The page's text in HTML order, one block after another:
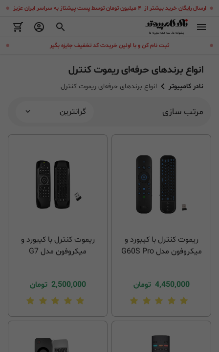
ارسال رایگان خرید بیشتر از ۴ میلیون تومان توسط پست پیشتاز به سراسر ایران عزیز
.
ثبت نام کن و با اولین خریدت کد تخفیف جایزه بگیر .
انواع برندهای حرفه‌ای ریموت کنترل
نادر کامپیوتر انواع برندهای حرفه‌ای ریموت کنترل
مرتب سازی گرانترین
ریموت کنترل با کیبورد و
میکروفون مدل G60S Pro
4,450,000 تومان
ریموت کنترل با کیبورد و
میکروفون مدل G7
2,500,000 تومان